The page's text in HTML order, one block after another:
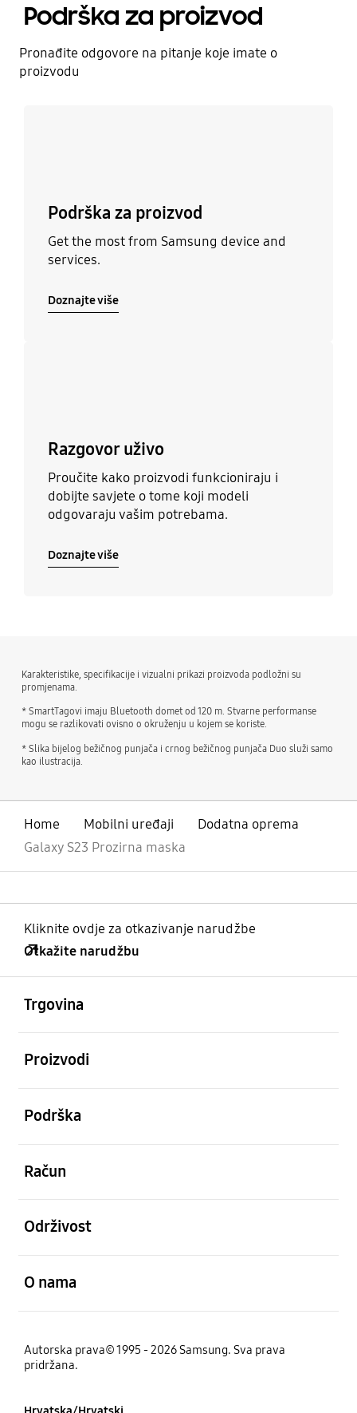
Podrška za proizvod
Pronađite odgovore na pitanje koje imate o
proizvodu
Podrška za proizvod
Get the most from Samsung device and
services.
Doznajte više
Razgovor uživo
Proučite kako proizvodi funkcioniraju i
dobijte savjete o tome koji modeli
odgovaraju vašim potrebama.
Doznajte više
Karakteristike, specifikacije i vizualni prikazi proizvoda podložni su
promjenama.
* SmartTagovi imaju Bluetooth domet od 120 m. Stvarne performanse
mogu se razlikovati ovisno o okruženju u kojem se koriste.
* Slika bijelog bežičnog punjača i crnog bežičnog punjača Duo služi samo
kao ilustracija.
Home Mobilni uređaji
Dodatna oprema
Galaxy S23 Prozirna maska
Kliknite ovdje za otkazivanje narudžbe
Otkažite narudžbu
Trgovina
Proizvodi
Podrška
Račun
Održivost
O nama
Autorska prava© 1995 - 2026 Samsung. Sva prava
pridržana.